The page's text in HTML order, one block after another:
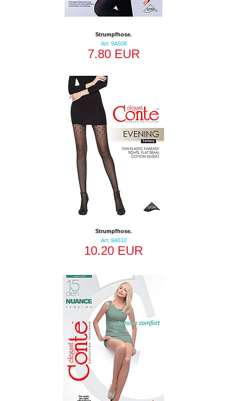
Strumpfhose.
Art: 9A508
7.80 EUR
Strumpfhose.
Art: 9A510
10.20 EUR